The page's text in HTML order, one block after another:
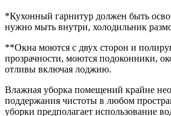
*Кухонный гарнитур должен быть
нужно мыть внутри, холодильник
**Окна моются с двух сторон и
прозрачности, моются подоконники,
отливы включая лоджию.
Влажная уборка помещений крайне
поддержания чистоты в любом
уборки предполагает использование